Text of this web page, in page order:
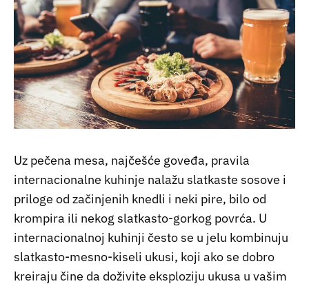
Uz pečena mesa, najčešće goveđa, pravila
internacionalne kuhinje nalažu slatkaste sosove i
priloge od začinjenih knedli i neki pire, bilo od
krompira ili nekog slatkasto-gorkog povrća. U
internacionalnoj kuhinji često se u jelu kombinuju
slatkasto-mesno-kiseli ukusi, koji ako se dobro
kreiraju čine da doživite eksploziju ukusa u vašim